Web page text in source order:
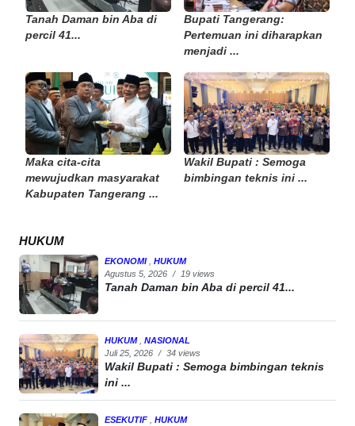
Tanah Daman bin Aba di
percil 41...
Bupati Tangerang:
Pertemuan ini diharapkan
menjadi ...
Maka cita-cita
mewujudkan masyarakat
Kabupaten Tangerang ...
Wakil Bupati : Semoga
bimbingan teknis ini ...
HUKUM
EKONOMI
HUKUM
Agustus 5, 2026 / 19 views
Tanah Daman bin Aba di percil 41...
HUKUM
NASIONAL
Juli 25, 2026 / 34 views
Wakil Bupati : Semoga bimbingan teknis
ini ...
ESEKUTIF
HUKUM